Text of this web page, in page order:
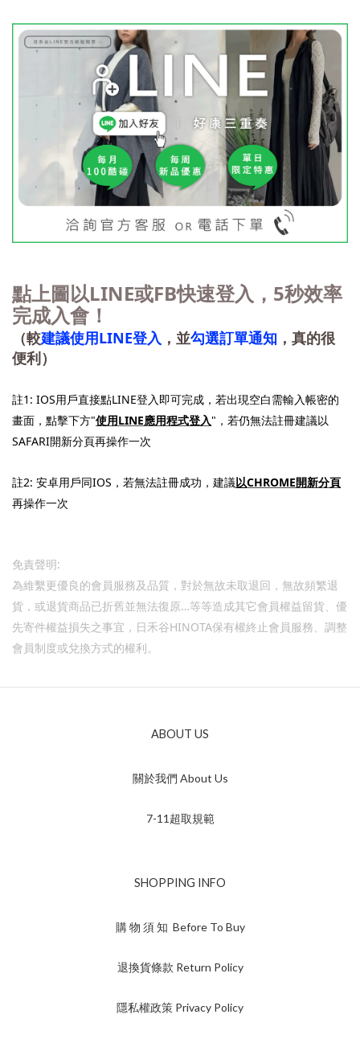
點上圖以LINE或FB快速登入， 5秒效率
完成入會！
（較建議使用 LINE登入 ，並勾選訂單通知 ，真的很
便利）
註1: IOS 用戶直接點LINE登入即可完成，若出現空白需輸入帳密的
畫面，點擊下方"使用 LINE應用程式登入 " ，若仍無法註冊建議以
SAFARI開新分頁再操作一次
註2: 安卓用戶同 IOS ，若無法註冊成功，建議以CHROME 開新分頁
再操作一次
免責聲明 :
為維繫更優良的會員服務及品質，對於無故未取退回，無故頻繁退
貨，或退貨商品已折舊並無法復原 …等等造成其它會員權益留貨、優
先寄件權益損失之事宜，日禾谷HINOTA保有權終止會員服務、調整
會員制度或兌換方式的權利。
ABOUT US
關於我們 About Us
7-11超取規範
SHOPPING INFO
購 物 須 知 Before To Buy
退換貨條款 Return Policy
隱私權政策 Privacy Policy